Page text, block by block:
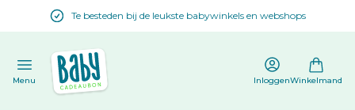
Te besteden bij de leukste babywinkels en webshops
Menu InloggenWinkelmand